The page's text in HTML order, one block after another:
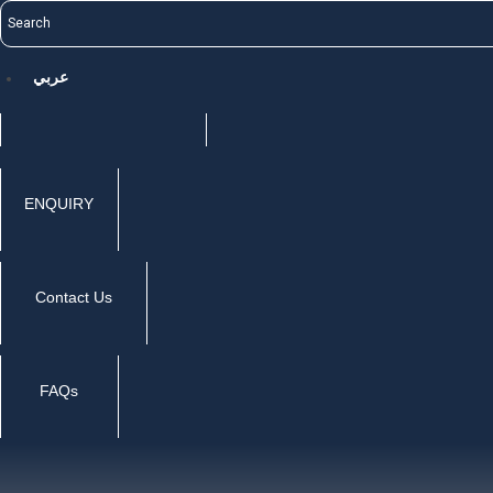
عربي
ENQUIRY
Contact Us
FAQs